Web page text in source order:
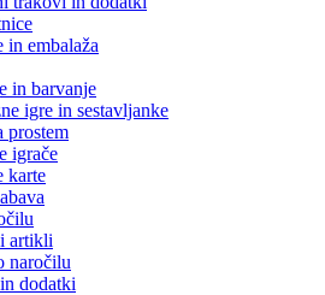
in embalaža
in barvanje
igre in sestavljanke
prostem
igrače
karte
artikli
naročilu
dodatki